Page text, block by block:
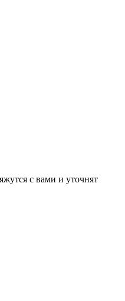
с вами и уточнят